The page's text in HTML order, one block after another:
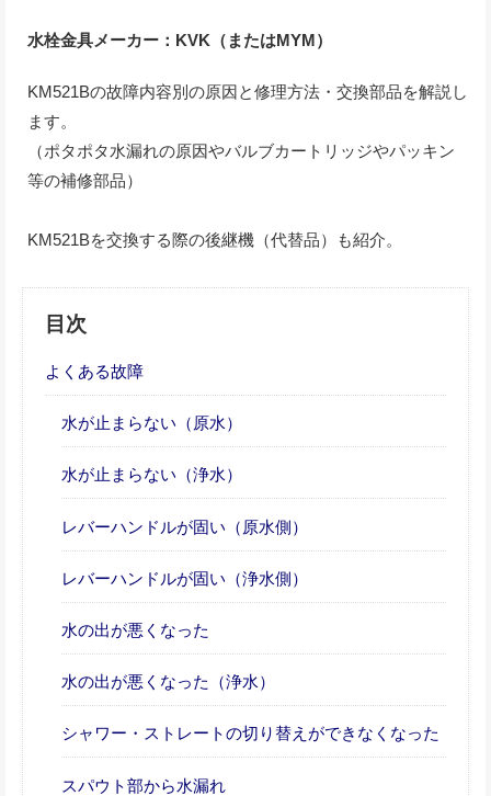
水栓金具メーカー：KVK（またはMYM）
KM521Bの故障内容別の原因と修理方法・交換部品を解説し
ます。
（ポタポタ水漏れの原因やバルブカートリッジやパッキン
等の補修部品）
KM521Bを交換する際の後継機（代替品）も紹介。
目次
よくある故障
水が止まらない（原水）
水が止まらない（浄水）
レバーハンドルが固い（原水側）
レバーハンドルが固い（浄水側）
水の出が悪くなった
水の出が悪くなった（浄水）
シャワー・ストレートの切り替えができなくなった
スパウト部から水漏れ